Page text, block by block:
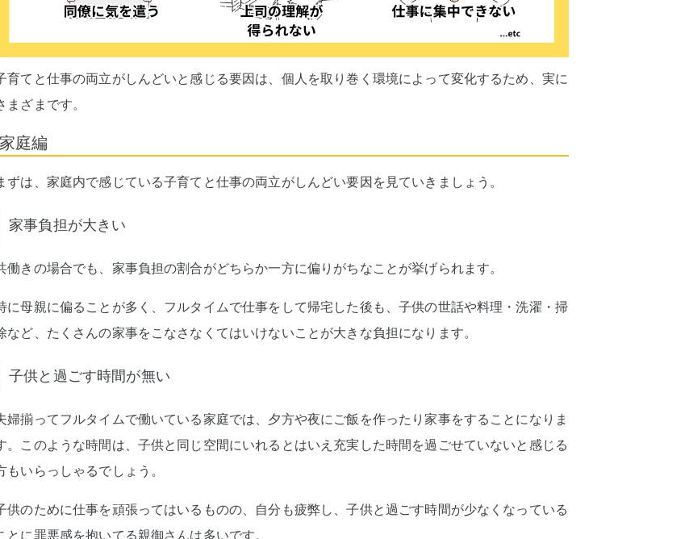
育てと仕事の両立がしんどいと感じる要因は、個人を取り巻く環境によって変化するため、実に
まざまです。
家庭編
ずは、家庭内で感じている子育てと仕事の両立がしんどい要因を見ていきましょう。
家事負担が大きい
働きの場合でも、家事負担の割合がどちらか一方に偏りがちなことが挙げられます。
に母親に偏ることが多く、フルタイムで仕事をして帰宅した後も、子供の世話や料理・洗濯・掃
など、たくさんの家事をこなさなくてはいけないことが大きな負担になります。
子供と過ごす時間が無い
婦揃ってフルタイムで働いている家庭では、夕方や夜にご飯を作ったり家事をすることになりま
。このような時間は、子供と同じ空間にいれるとはいえ充実した時間を過ごせていないと感じる
もいらっしゃるでしょう。
供のために仕事を頑張ってはいるものの、自分も疲弊し、子供と過ごす時間が少なくなっている
とに罪悪感を抱いてる親御さんは多いです。